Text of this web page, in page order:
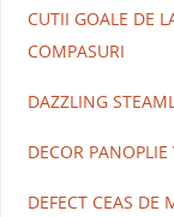
CUTII GOALE DE
COMPASURI
DAZZLING
DECOR
DEFECT CEAS DE